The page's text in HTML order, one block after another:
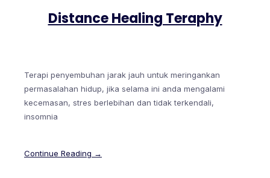
Distance Healing Teraphy
Terapi penyembuhan jarak jauh untuk meringankan
permasalahan hidup, jika selama ini anda mengalami
kecemasan, stres berlebihan dan tidak terkendali,
insomnia
Continue Reading →